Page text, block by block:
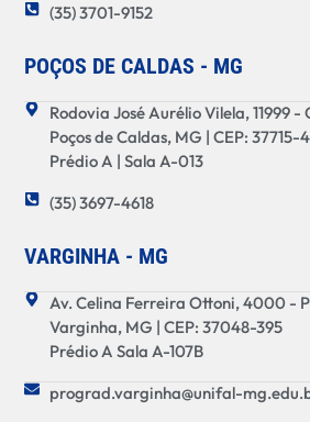
(35) 3701-9152
POÇOS DE CALDAS - MG
Rodovia José Aurélio Vilela, 11999
Poços de Caldas, MG | CEP: 37715-
Prédio A | Sala A-013
(35) 3697-4618
VARGINHA - MG
Av. Celina Ferreira Ottoni, 4000 -
Varginha, MG | CEP: 37048-395
Prédio A Sala A-107B
prograd.varginha@unifal-